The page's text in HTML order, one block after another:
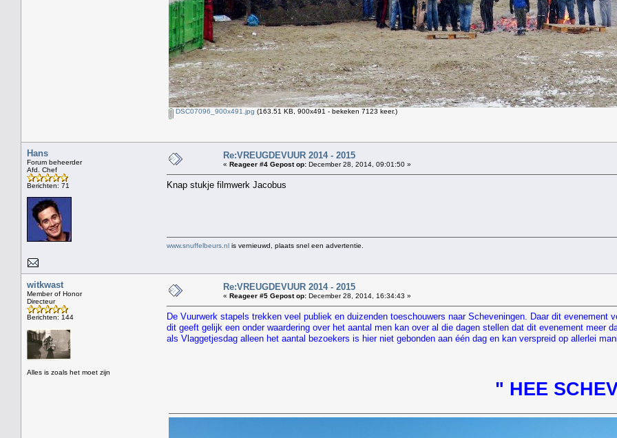
DSC07096_900x491.jpg (163.51 KB, 900x491 - bekeken 7123 keer.)
Hans
Forum beheerder
Afd. Chef
Berichten: 71
Re:VREUGDEVUUR 2014 - 2015
« Reageer #4 Gepost op: December 28, 2014, 09:01:50 »
Knap stukje filmwerk Jacobus
www.snuffelbeurs.nl is vernieuwd, plaats snel een advertentie.
witkwast
Member of Honor
Directeur
Berichten: 144
Alles is zoals het moet zijn
Re:VREUGDEVUUR 2014 - 2015
« Reageer #5 Gepost op: December 28, 2014, 16:34:43 »
De Vuurwerk stapels trekken veel publiek en duizenden toeschouwers naar Scheveningen. Daar dit
dit geeft gelijk een onder waardering over het aantal men kan over al die dagen stellen dat dit evenement meer
als Vlaggetjesdag alleen het aantal bezoekers is hier niet gebonden aan één dag en kan verspreid op allerlei
" HEE